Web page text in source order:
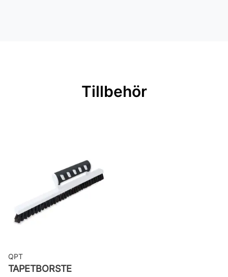
Mönsterrepetition: 52 cm
woven
Applicering av lim: Lim strykes på
väggen
Leverantörens artikelnummer:
Tillbehör
QPT
TAPETBORSTE